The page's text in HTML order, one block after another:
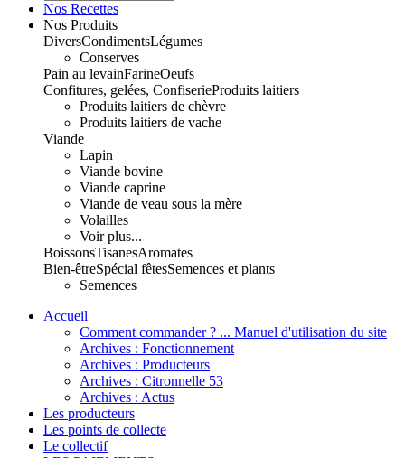
Nos Recettes
Nos Produits
DiversCondimentsLégumes
Conserves
Pain au levainFarineOeufs
Confitures, gelées, ConfiserieProduits laitiers
Produits laitiers de chèvre
Produits laitiers de vache
Viande
Lapin
Viande bovine
Viande caprine
Viande de veau sous la mère
Volailles
Voir plus...
BoissonsTisanesAromates
Bien-êtreSpécial fêtesSemences et plants
Semences
Accueil
Comment commander ? ... Manuel d'utilisation du site
Archives : Fonctionnement
Archives : Producteurs
Archives : Citronnelle 53
Archives : Actus
Les producteurs
Les points de collecte
Le collectif